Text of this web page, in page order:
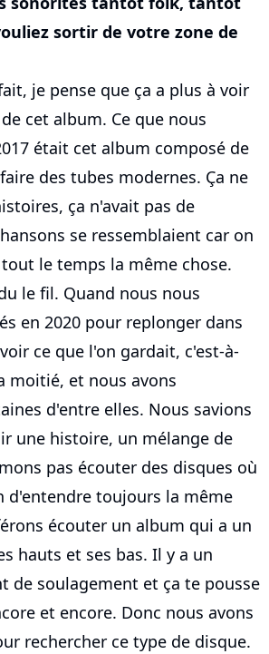
sortir de votre zone de
je pense que ça a plus à voir
cet album. Ce que nous
était cet album composé de
des tubes modernes. Ça ne
ça n'avait pas de
se ressemblaient car on
le temps la même chose.
le fil. Quand nous nous
en 2020 pour replonger dans
ce que l'on gardait, c'est-à-
moitié, et nous avons
d'entre elles. Nous savions
une histoire, un mélange de
pas écouter des disques où
d'entendre toujours la même
écouter un album qui a un
hauts et ses bas. Il y a un
de soulagement et ça te pousse
et encore. Donc nous avons
rechercher ce type de disque.